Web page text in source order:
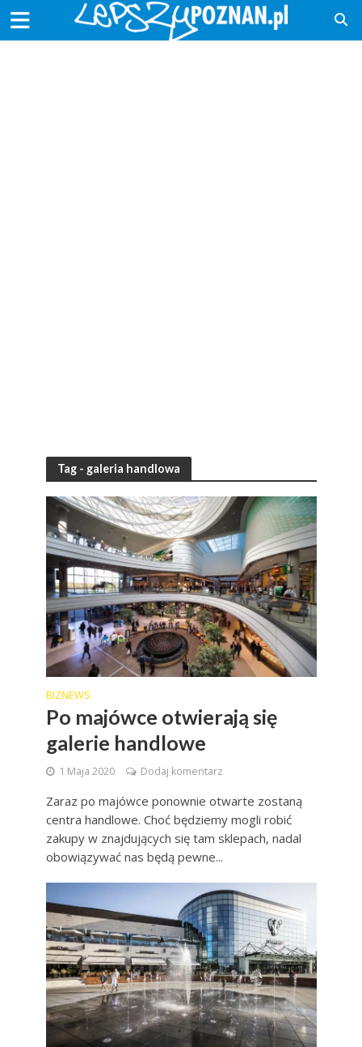
Tag - galeria handlowa
BIZNEWS
Po majówce otwierają się
galerie handlowe
1 Maja 2020 Dodaj komentarz
Zaraz po majówce ponownie otwarte zostaną
centra handlowe. Choć będziemy mogli robić
zakupy w znajdujących się tam sklepach, nadal
obowiązywać nas będą pewne...